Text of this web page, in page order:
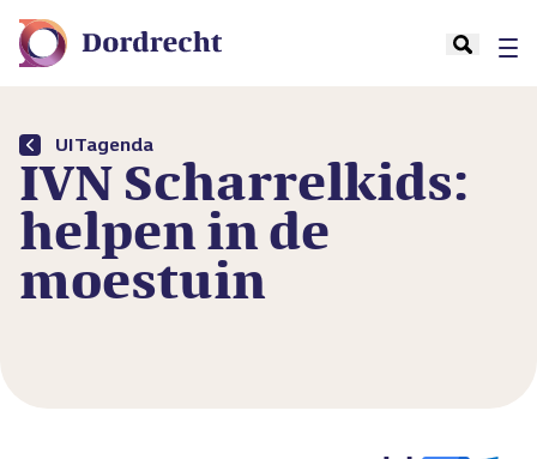
UITagenda
IVN Scharrelkids:
helpen in de
moestuin